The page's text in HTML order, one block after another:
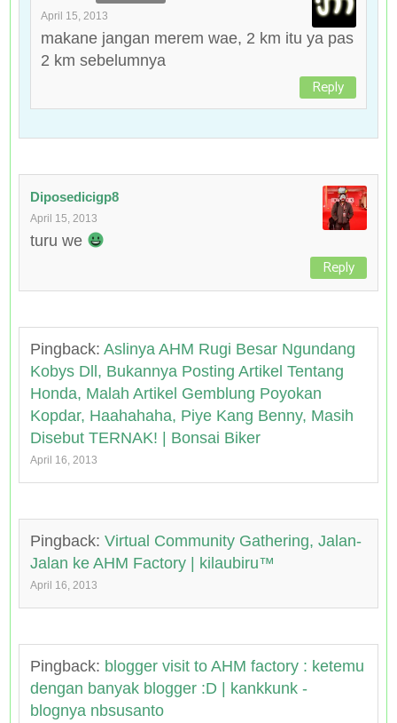
April 15, 2013
makane jangan merem wae, 2 km itu ya pas
2 km sebelumnya
Reply
Diposedicigp8
April 15, 2013
turu we
Reply
Pingback: Aslinya AHM Rugi Besar Ngundang
Kobys Dll, Bukannya Posting Artikel Tentang
Honda, Malah Artikel Gemblung Poyokan
Kopdar, Haahahaha, Piye Kang Benny, Masih
Disebut TERNAK! | Bonsai Biker
April 16, 2013
Pingback: Virtual Community Gathering, Jalan-
Jalan ke AHM Factory | kilaubiru™
April 16, 2013
Pingback: blogger visit to AHM factory : ketemu
dengan banyak blogger :D | kankkunk -
blognya nbsusanto